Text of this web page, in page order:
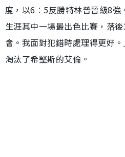
度，以6︰5反勝特林普晉級8強
生涯其中一場最出色比賽，落
會。我面對犯錯時處理得更好
淘汰了希堅斯的艾倫。